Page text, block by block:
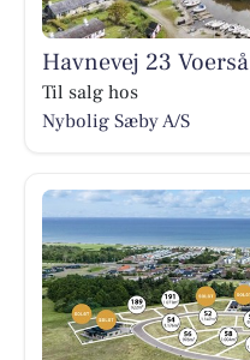
Havnevej 23
Til salg hos
Nybolig Sæby A/S